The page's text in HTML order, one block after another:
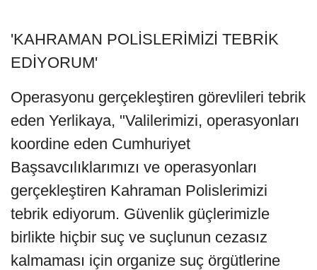
'KAHRAMAN POLİSLERİMİZİ TEBRİK
EDİYORUM'
Operasyonu gerçekleştiren görevlileri tebrik
eden Yerlikaya, "Valilerimizi, operasyonları
koordine eden Cumhuriyet
Başsavcılıklarımızı ve operasyonları
gerçekleştiren Kahraman Polislerimizi
tebrik ediyorum. Güvenlik güçlerimizle
birlikte hiçbir suç ve suçlunun cezasız
kalmaması için organize suç örgütlerine